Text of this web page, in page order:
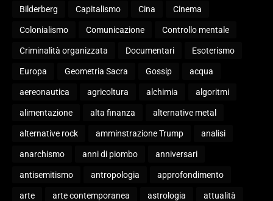
Bilderberg Capitalismo Cina Cinema
Colonialismo Comunicazione Controllo mentale
Criminalità organizzata Documentari Esoterismo
Europa Geometria Sacra Gossip acqua
aereonautica agricoltura alchimia algoritmi
alimentazione alta finanza alternative metal
alternative rock amminstrazione Trump analisi
anarchismo anni di piombo anniversari
antisemitismo antropologia approfondimento
arte arte contemporanea astrologia attualità